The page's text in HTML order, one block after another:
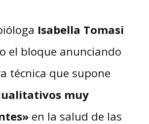
Isabella Tomasi
el bloque anunciando
técnica que supone
muy
en la salud de las